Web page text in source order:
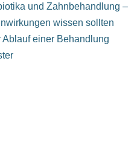
und Zahnbehandlung –
wissen sollten
Ablauf einer Behandlung